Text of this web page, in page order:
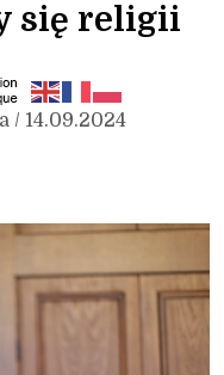
się religii
/ 14.09.2024